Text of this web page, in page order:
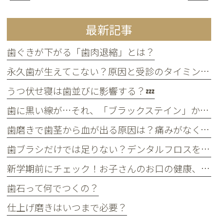
最新記事
歯ぐきが下がる「歯肉退縮」とは？
永久歯が生えてこない？原因と受診のタイミングについて
うつ伏せ寝は歯並びに影響する？💤
歯に黒い線が…それ、「ブラックステイン」かもしれません！
歯磨きで歯茎から血が出る原因は？痛みがなくても受診すべき判断基準
歯ブラシだけでは足りない？デンタルフロスを使うメリット
新学期前にチェック！お子さんのお口の健康、大丈夫？
歯石って何でつくの？
仕上げ磨きはいつまで必要？